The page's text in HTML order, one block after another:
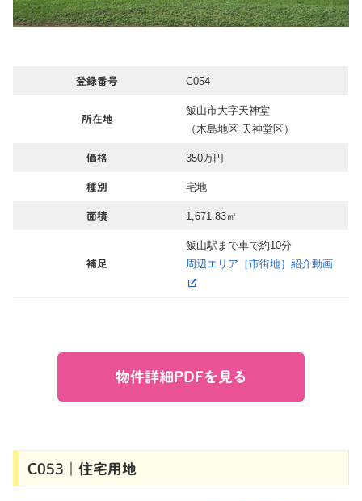
登録番号 C054
所在地
飯山市大字天神堂
（木島地区 天神堂区）
価格 350万円
種別 宅地
面積 1,671.83㎡
補足
飯山駅まで車で約10分
周辺エリア［市街地］紹介動画
物件詳細PDFを見る
C053｜住宅用地